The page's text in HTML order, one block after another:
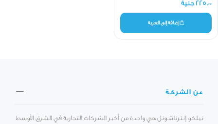
225.00 جنية
إضافة إلى العربة
عن الشركة
نيلكو إنترناشونل هي واحدة من أكبر الشركات التجارية في الشرق الأوسط